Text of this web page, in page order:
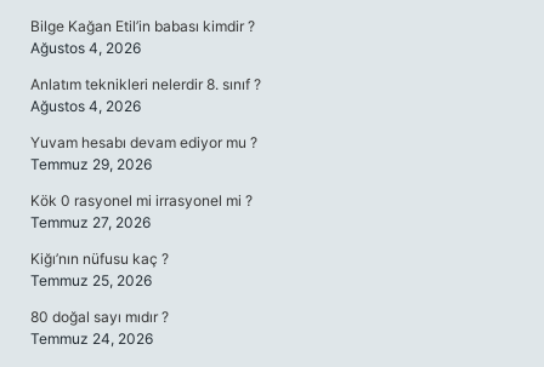
Bilge Kağan Etil’in babası kimdir ?
Ağustos 4, 2026
Anlatım teknikleri nelerdir 8. sınıf ?
Ağustos 4, 2026
Yuvam hesabı devam ediyor mu ?
Temmuz 29, 2026
Kök 0 rasyonel mi irrasyonel mi ?
Temmuz 27, 2026
Kiğı’nın nüfusu kaç ?
Temmuz 25, 2026
80 doğal sayı mıdır ?
Temmuz 24, 2026